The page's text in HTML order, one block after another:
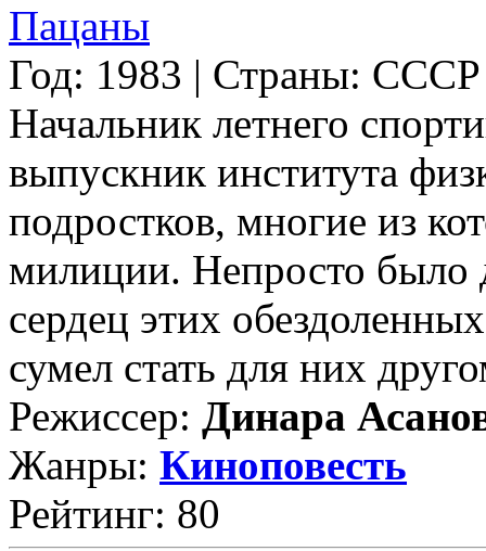
Пацаны
Год: 1983 | Страны: СССР
Начальник летнего
выпускник института
подростков, многие из
милиции. Непросто было
сердец этих
сумел стать для них
Режиссер: Динара
Жанры: Киноповесть
Рейтинг: 80